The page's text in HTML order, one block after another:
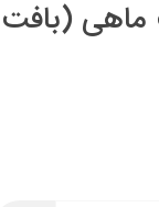
(بافت